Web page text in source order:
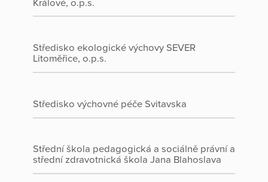
Králové, o.p.s.
Středisko ekologické výchovy SEVER
Litoměřice, o.p.s.
Středisko výchovné péče Svitavska
Střední škola pedagogická a sociálně právní a
střední zdravotnická škola Jana Blahoslava